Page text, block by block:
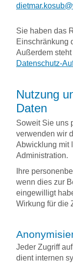
Sie haben das
Einschränkung
Außerdem
Datenschutz-
Nutzung
Daten
Soweit Sie uns
verwenden wir
Abwicklung mit
Administration.
Ihre
wenn dies zur
eingewilligt
Wirkung für die
Jeder Zugriff
dient internen